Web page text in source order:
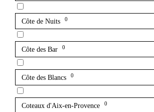
Côte de Nuits 0
Côte des Bar 0
Côte des Blancs 0
Coteaux d'Aix-en-Provence 0